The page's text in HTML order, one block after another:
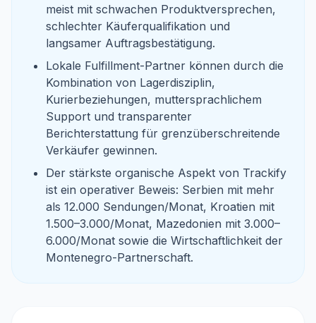
meist mit schwachen Produktversprechen,
schlechter Käuferqualifikation und
langsamer Auftragsbestätigung.
Lokale Fulfillment-Partner können durch die
Kombination von Lagerdisziplin,
Kurierbeziehungen, muttersprachlichem
Support und transparenter
Berichterstattung für grenzüberschreitende
Verkäufer gewinnen.
Der stärkste organische Aspekt von Trackify
ist ein operativer Beweis: Serbien mit mehr
als 12.000 Sendungen/Monat, Kroatien mit
1.500–3.000/Monat, Mazedonien mit 3.000–
6.000/Monat sowie die Wirtschaftlichkeit der
Montenegro-Partnerschaft.